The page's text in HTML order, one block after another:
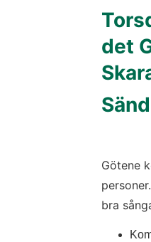
det
Götene
bra